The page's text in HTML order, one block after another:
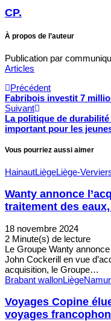
CP.
À propos de l’auteur
Publication par
Articles
Précédent
Fabribois investit 7
Suivant
La politique de
important pour les
Vous pourriez aussi aimer
HainautLiègeLiège-
Wanty annonce
traitement des
18 novembre 2024
2 Minute(s) de lecture
Le Groupe Wanty
John Cockerill en vue
acquisition, le Groupe…
Brabant wallonLiègeNamur
Voyages Copine
voyages